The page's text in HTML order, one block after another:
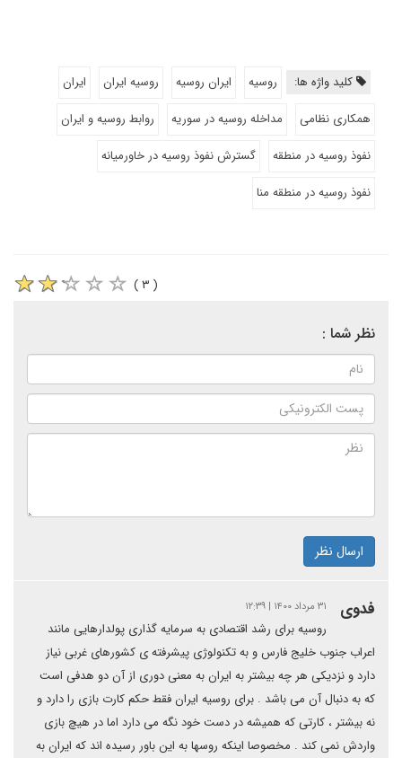
کلید واژه ها: روسیه ایران روسیه روسیه ایران
ایران
همکاری نظامی
مداخله روسیه در سوریه
روابط روسیه و ایران
نفوذ روسیه در منطقه
گسترش نفوذ روسیه در خاورمیانه
نفوذ روسیه در منطقه منا
( ۳ )
نظر شما :
ارسال نظر
فدوی ۳۱ مرداد ۱۴۰۰ | ۱۲:۳۹
روسیه برای رشد اقتصادی به سرمایه گذاری پولدارهایی مانند
اعراب جنوب خلیج فارس و به تکنولوژی پیشرفته ی کشورهای غربی نیاز
دارد و نزدیکی هر چه بیشتر به ایران به معنی دوری از آن دو هدفی است
که به دنبال آن می باشد . برای روسیه ایران فقط حکم کارت بازی را دارد و
نه بیشتر ، کارتی که همیشه در دست خود نگه می دارد اما در هیچ بازی
واردش نمی کند . مخصوصا اینکه روسها به این باور رسیده اند که ایران به